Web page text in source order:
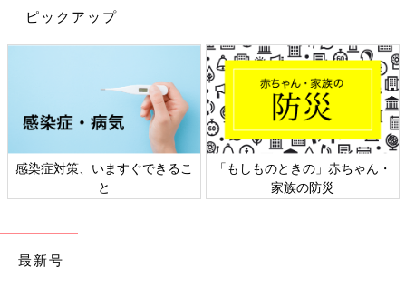
ていきます。このとき、おへそをのぞき込むようにするのがポイ
ント。心地いいペースで、１と２を繰り返します。
ピックアップ
感染症対策、いますぐできるこ
と
「もしものときの」赤ちゃん・
家族の防災
最新号